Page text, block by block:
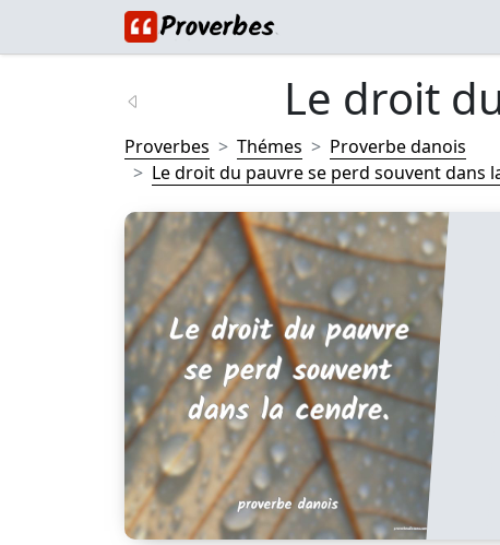
Le droit
Proverbes Thémes
Proverbe danois
Le droit du pauvre se perd souvent dans